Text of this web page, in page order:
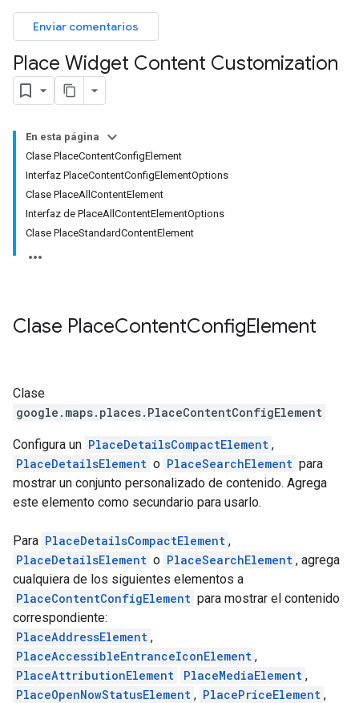
Enviar comentarios
Place Widget Content Customization
En esta página
Clase PlaceContentConfigElement
Interfaz PlaceContentConfigElementOptions
Clase PlaceAllContentElement
Interfaz de PlaceAllContentElementOptions
Clase PlaceStandardContentElement
Clase PlaceContentConfigElement
Clase
google.maps.places. PlaceContentConfigElement
Configura un PlaceDetailsCompactElement ,
PlaceDetailsElement o PlaceSearchElement para
mostrar un conjunto personalizado de contenido. Agrega
este elemento como secundario para usarlo.
Para PlaceDetailsCompactElement ,
PlaceDetailsElement o PlaceSearchElement , agrega
cualquiera de los siguientes elementos a
PlaceContentConfigElement para mostrar el contenido
correspondiente:
PlaceAddressElement ,
PlaceAccessibleEntranceIconElement ,
PlaceAttributionElement
PlaceMediaElement ,
PlaceOpenNowStatusElement , PlacePriceElement ,